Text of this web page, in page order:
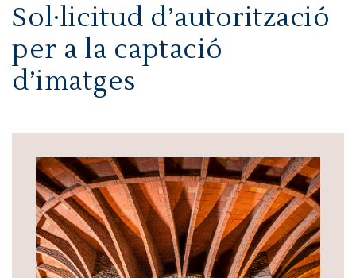
Sol·licitud d’autorització
per a la captació
d’imatges
Imatge